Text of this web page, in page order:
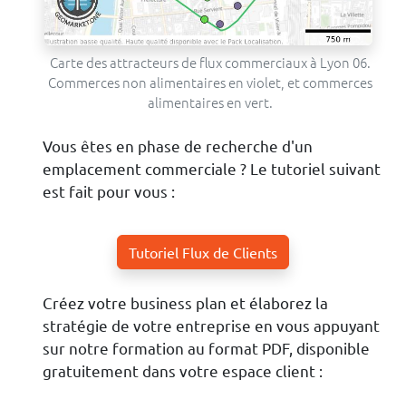
Carte des attracteurs de flux commerciaux à Lyon 06.
Commerces non alimentaires en violet, et commerces
alimentaires en vert.
Vous êtes en phase de recherche d'un
emplacement commerciale ? Le tutoriel suivant
est fait pour vous :
Tutoriel Flux de Clients
Créez votre business plan et élaborez la
stratégie de votre entreprise en vous appuyant
sur notre formation au format PDF, disponible
gratuitement dans votre espace client :